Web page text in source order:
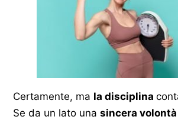
Certamente, ma la disciplina
Se da un lato una sincera volontà